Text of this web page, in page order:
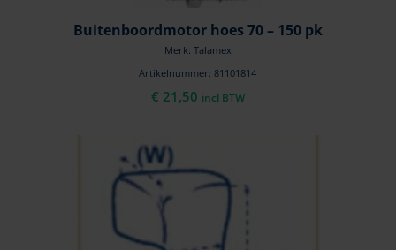
Buitenboordmotor hoes 70 – 150 pk
Merk: Talamex
Artikelnummer: 81101814
€ 21,50 incl BTW